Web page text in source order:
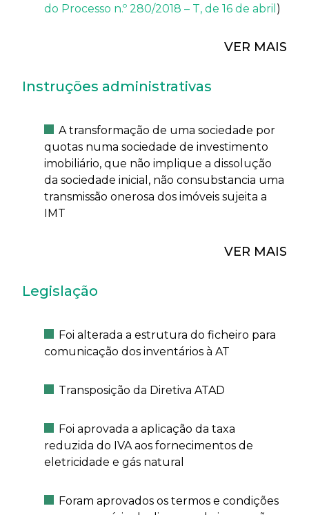
do Processo n.º 280/2018 – T, de 16 de abril )
VER MAIS
Instruções administrativas
A transformação de uma sociedade por
quotas numa sociedade de investimento
imobiliário, que não implique a dissolução
da sociedade inicial, não consubstancia uma
transmissão onerosa dos imóveis sujeita a
IMT
VER MAIS
Legislação
Foi alterada a estrutura do ficheiro para
comunicação dos inventários à AT
Transposição da Diretiva ATAD
Foi aprovada a aplicação da taxa
reduzida do IVA aos fornecimentos de
eletricidade e gás natural
Foram aprovados os termos e condições